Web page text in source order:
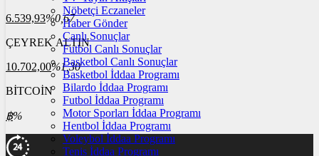
6.539,93%0,67
ÇEYREK ALTIN
10.702,00%1,30
BİTCOİN
฿%
Nöbetçi Eczaneler
Haber Gönder
Canlı Sonuçlar
Futbol Canlı Sonuçlar
Basketbol Canlı Sonuçlar
Basketbol İddaa Programı
Bilardo İddaa Programı
Futbol İddaa Programı
Motor Sporları İddaa Programı
Hentbol İddaa Programı
Voleybol İddaa Programı
Tenis İddaa Programı